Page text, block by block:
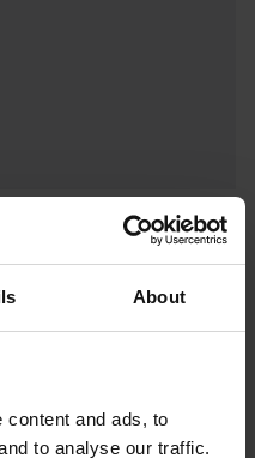
About
content and ads, to
to analyse our traffic.